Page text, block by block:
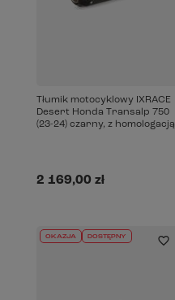
Tłumik motocyklowy IXRACE
Desert Honda Transalp 750
(23-24) czarny, z homologacją
2 169,00 zł
OKAZJA DOSTĘPNY